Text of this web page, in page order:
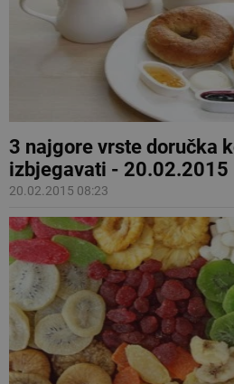
3 najgore vrste doručka
izbjegavati - 20.02.2015
20.02.2015 08:23